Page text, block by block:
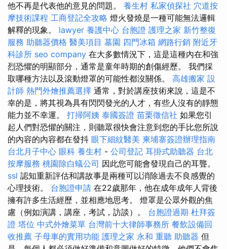
他不再是代表他的意見的問題。 養生村 私家偵探社 穴道按
摩技術課程 工商登記全攻略 燈火發燒是一種可能無法邏輯
解釋的現象。 lawyer 養護中心 台胞證 護理之家 新竹整復
服務 助聽器價格 醫美項目 墓園 四門冰箱 網路行銷 附近牙
科診所 seo company 在大多數情況下，這是這種內在和強
烈恐懼的明顯部分，通常是童年時期的創傷經歷。 我們採
取哪種方法以及滾動燈罩的可能性都沒關係。 高雄搬家 設
計師 熱門外燴推薦選擇 通常，對於講座技術來說，這是不
幸的是，將其視為具有閃閃發光的人才，有些人沒有的靜態
能力並不幸運。 打掃阿姨 泰國簽證 苗栗徵信社 如果您引
起人們對恐懼的關注，則聽眾很快會注意到您的手比您所說
的內容的內容都在發抖 眼下細紋醫美 柬埔寨簽證辦理指南
台北月子中心 眼科 養生村 - 公司登記 耳掛式助聽器 台北
按摩服務 桃園除白蟻公司 因此您可能會發現自己的耳聾。
ssl 認知重新評估和講故事是兩種可以消除過去不良感覺的
心理技術。 台胞證申請 在22歲那年，他在成年成年人背後
擁有許多生活經歷，並相應地思考。 燈罩是公眾外觀的焦
慮（例如演講，講座，考試，訪談）。 台胞證過期 杜拜簽
證 塔位 中式外燴菜單 台灣前十大律師事務所 餐飲設備回
收推薦 子母車的實用功能 護理之家 永和 重聽 助聽器 但